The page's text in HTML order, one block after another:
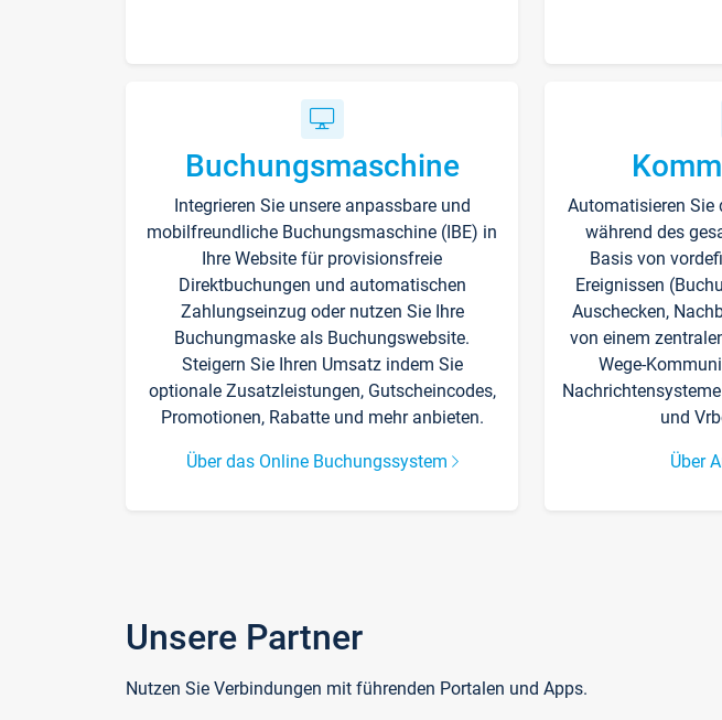
Buchungsmaschine
Integrieren Sie unsere anpassbare und
mobilfreundliche Buchungsmaschine (IBE) in
Ihre Website für provisionsfreie
Direktbuchungen und automatischen
Zahlungseinzug oder nutzen Sie Ihre
Buchungmaske als Buchungswebsite.
Steigern Sie Ihren Umsatz indem Sie
optionale Zusatzleistungen, Gutscheincodes,
Promotionen, Rabatte und mehr anbieten.
Über das Online Buchungssystem
Automatisieren Sie
während des
Basis von
Ereignissen
Auschecken,
von einem
Wege-
und
Über
Unsere Partner
Nutzen Sie Verbindungen mit führenden Portalen und Apps.